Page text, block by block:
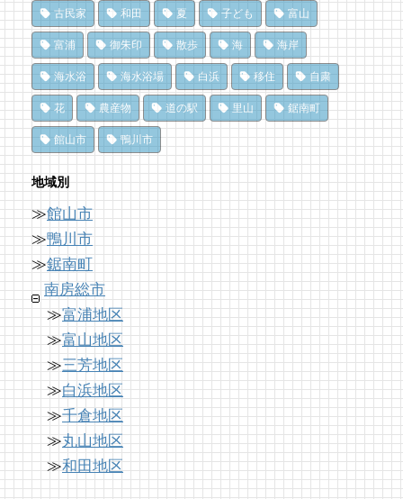
楽部」でホッと一息♪
14 views|byフジイ ミツコ
南房総の海を食らう！天然ところてん専門店
「ところてん小屋 青木」
14 views |by原みりか
和田町仁我浦で、エコヴィレッジUMIKAZE
開拓中！
14 views|byあわみなこ
南房総・岩井にクラフトビール醸造所。体験
を届ける新たな拠点へ
12 views|byなべたゆかり
75 views| by フジイ ミツコ
夏だ、クジラ到来。クジラに会いに和田町に
行こう！〈前編〉
70 views|byshouji naomi
ドライブ休憩にオススメ！「とみうら元気倶
楽部」でホッと一息♪
65 views|byフジイ ミツコ
南房総の海を食らう！天然ところてん専門店
「ところてん小屋 青木」
64 views|by原みりか
クリケット（鴨川市）
10,470 views|bychoco-love
冬でも楽しめる！沖ノ島の無人島探検！
10,163 views|by福美
洗濯は持ち帰らない！カフェ併設のコインラ
ンドリーで帰宅前に洗濯
8,896 views|byなべたゆかり
「房総の駅とみうら」で夕食を済ませて渋滞
を回避しよう！
8,764 views|byari-iku
古民家 和田 夏 子ども 富山
富浦 御朱印 散歩 海 海岸
海水浴 海水浴場 白浜 移住 自粛
花 農産物 道の駅 里山 鋸南町
館山市 鴨川市
地域別
≫館山市
≫鴨川市
≫鋸南町
南房総市
≫富浦地区
≫富山地区
≫三芳地区
≫白浜地区
≫千倉地区
≫丸山地区
≫和田地区